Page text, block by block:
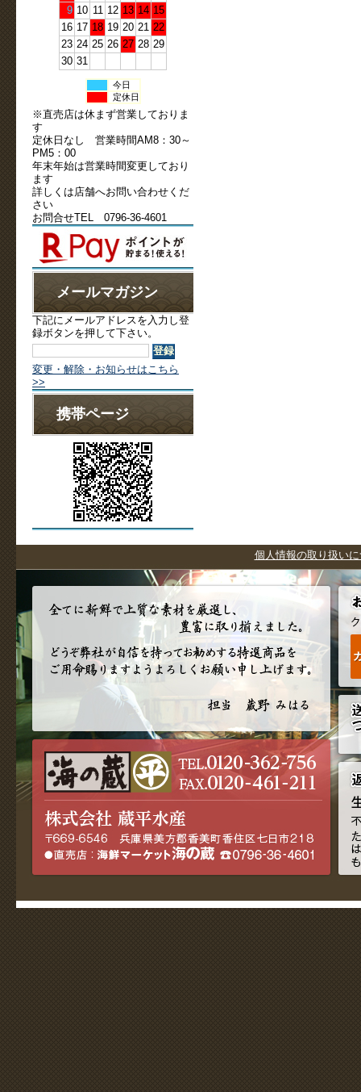
9 10 11 12 13 14 15
16 17 18 19 20 21 22
23 24 25 26 27 28 29
30 31
今日
定休日
※直売店は休まず営業しておりま
す
定休日なし 営業時間AM8：30～
PM5：00
年末年始は営業時間変更しており
ます
詳しくは店舗へお問い合わせくだ
さい
お問合せTEL 0796-36-4601
メールマガジン
下記にメールアドレスを入力し登
録ボタンを押して下さい。
変更・解除・お知らせはこちら
>>
携帯ページ
個人情報の取り扱い